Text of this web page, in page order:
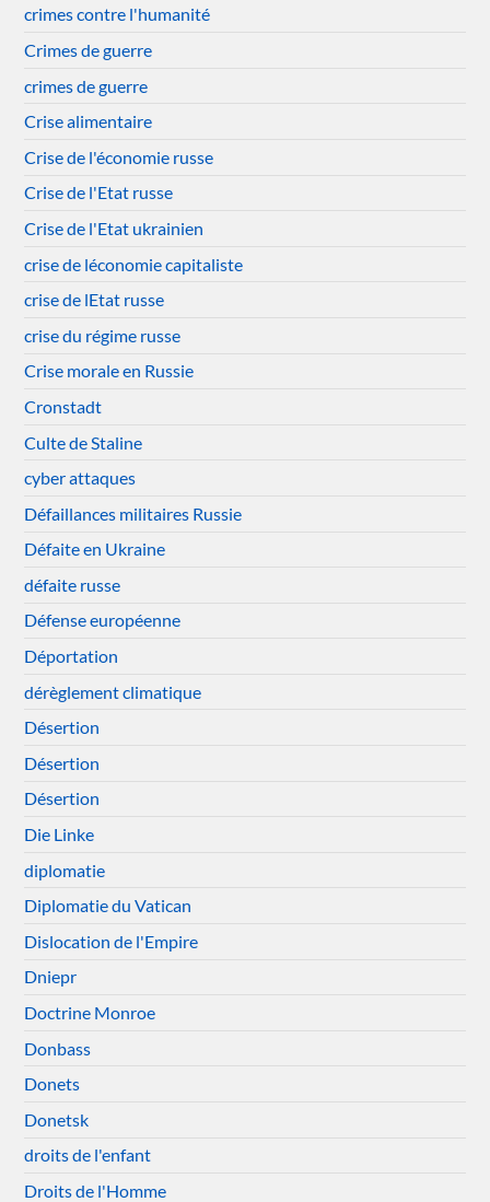
crimes contre l'humanité
Crimes de guerre
crimes de guerre
Crise alimentaire
Crise de l'économie russe
Crise de l'Etat russe
Crise de l'Etat ukrainien
crise de léconomie capitaliste
crise de lEtat russe
crise du régime russe
Crise morale en Russie
Cronstadt
Culte de Staline
cyber attaques
Défaillances militaires Russie
Défaite en Ukraine
défaite russe
Défense européenne
Déportation
dérèglement climatique
Désertion
Désertion
Désertion
Die Linke
diplomatie
Diplomatie du Vatican
Dislocation de l'Empire
Dniepr
Doctrine Monroe
Donbass
Donets
Donetsk
droits de l'enfant
Droits de l'Homme